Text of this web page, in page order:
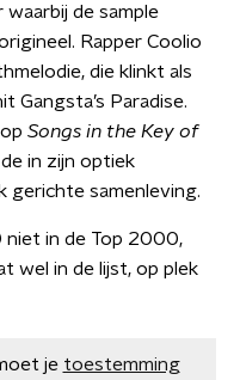
waarbij de sample
Rapper Coolio
die klinkt als
Gangsta’s Paradise.
Songs in the Key of
in zijn optiek
gerichte samenleving.
niet in de Top 2000,
wel in de lijst, op plek
je toestemming